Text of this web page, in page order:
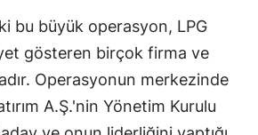
bu büyük operasyon, LPG
gösteren birçok firma ve
Operasyonun merkezinde
A.Ş.'nin Yönetim Kurulu